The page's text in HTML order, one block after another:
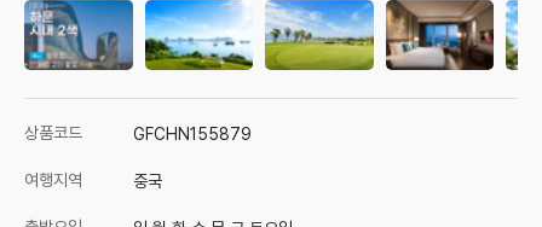
상품코드 GFCHN155879
여행지역 중국